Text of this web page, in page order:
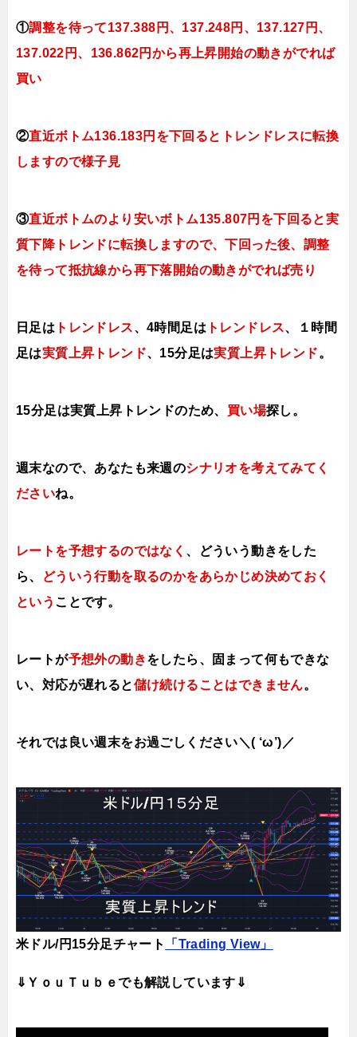
①調整を待って137.388円 、137.248円、137.127円、
137.022円、136.862円 から再上昇開始の動きがでれば
買い
②直近ボトム136.183円を下回ると トレンドレスに転換
しますので様子見
③直近ボトムのより安いボトム135.807円を下回ると実
質下降トレンドに転換しますので、下回った後、調整
を待って抵抗線から再下落開始の動きがでれば売り
日足は トレンドレス、4時間足は トレンドレス、１時間
足は実質上昇トレンド、15分足は実質上昇ト レンド。
15分足は実質上昇トレンドのため、 買い場探し。
週末なので、あなたも来週のシナリオを考えてみてく
ださいね。
レートを予想するのではなく 、どういう動きをした
ら、
どういう行動を取るのかをあらかじめ決めておく
という ことです。
レートが予想外の動きをしたら、固まって何もできな
い、対応が遅れると儲け続けることはできません。
それでは良い週末をお過ごしください＼( ‘ω’)／
米ドル/円15分足チャート 「Trading View」
⇓ＹｏｕＴｕｂｅでも解説しています⇓